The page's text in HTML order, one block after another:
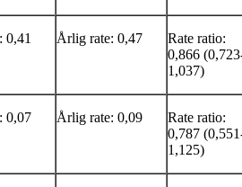
0,41 Årlig rate: 0,47
Rate ratio:
0,866
1,037)
0,07 Årlig rate: 0,09
Rate ratio:
0,787
1,125)